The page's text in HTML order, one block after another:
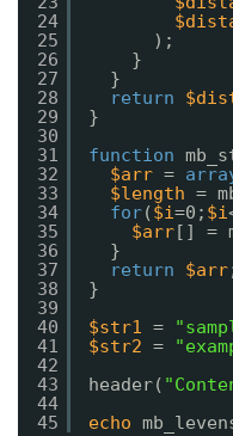
24
25
26
27
28
29
30
31
32
33
34
35
36
37
38
39
40
41
42
43
44
45
);
}
}
return
}
function
$arr =
$length =
for($i=0; $i
$arr [] =
}
return
$arr
}
$str1 =
$str2 =
header(
echo